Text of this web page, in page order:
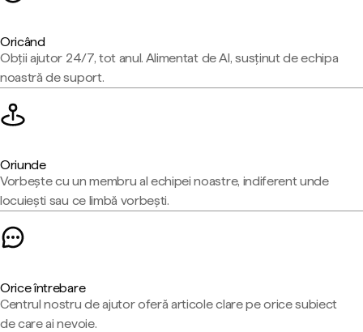
Oricând
Obții ajutor 24/7, tot anul. Alimentat de AI, susținut de echipa
noastră de suport.
Oriunde
Vorbește cu un membru al echipei noastre, indiferent unde
locuiești sau ce limbă vorbești.
Orice întrebare
Centrul nostru de ajutor oferă articole clare pe orice subiect
de care ai nevoie.